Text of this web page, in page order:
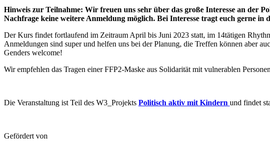
Hinweis zur Teilnahme: Wir freuen uns sehr über das große Interesse an der
Nachfrage keine weitere Anmeldung möglich. Bei Interesse tragt euch gerne
Der Kurs findet fortlaufend im Zeitraum April bis Juni 2023 statt, im 14tätigen
Anmeldungen sind super und helfen uns bei der Planung, die Treffen können aber
Genders welcome!
Wir empfehlen das Tragen einer FFP2-Maske aus Solidarität mit vulnerablen
Die Veranstaltung ist Teil des W3_Projekts Politisch aktiv mit Kindern und findet
Gefördert von